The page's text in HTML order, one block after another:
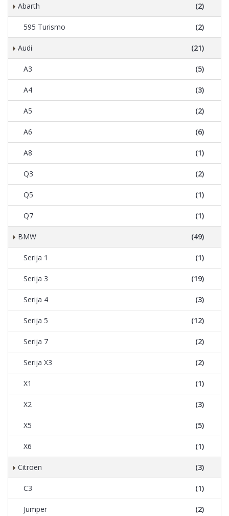
Abarth (2)
595 Turismo (2)
Audi (21)
A3 (5)
A4 (3)
A5 (2)
A6 (6)
A8 (1)
Q3 (2)
Q5 (1)
Q7 (1)
BMW (49)
Serija 1 (1)
Serija 3 (19)
Serija 4 (3)
Serija 5 (12)
Serija 7 (2)
Serija X3 (2)
X1 (1)
X2 (3)
X5 (5)
X6 (1)
Citroen (3)
C3 (1)
Jumper (2)